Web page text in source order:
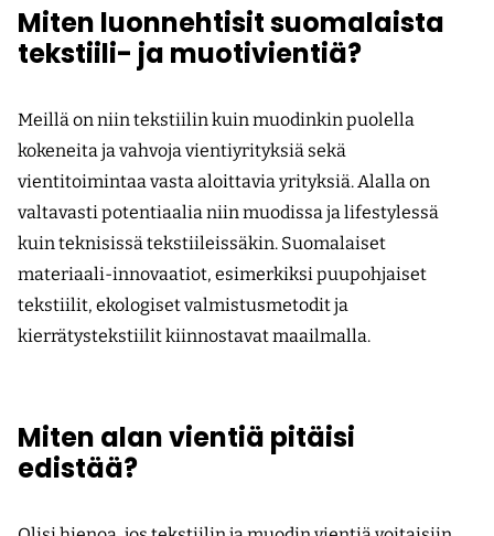
Miten luonnehtisit suomalaista
tekstiili- ja muotivientiä?
Meillä on niin tekstiilin kuin muodinkin puolella
kokeneita ja vahvoja vientiyrityksiä sekä
vientitoimintaa vasta aloittavia yrityksiä. Alalla on
valtavasti potentiaalia niin muodissa ja lifestylessä
kuin teknisissä tekstiileissäkin. Suomalaiset
materiaali-innovaatiot, esimerkiksi puupohjaiset
tekstiilit, ekologiset valmistusmetodit ja
kierrätystekstiilit kiinnostavat maailmalla.
Miten alan vientiä pitäisi
edistää?